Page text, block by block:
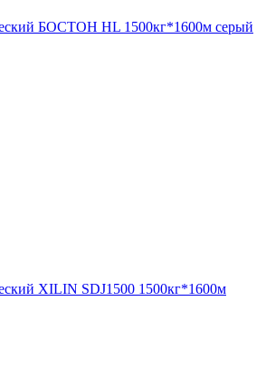
БОСТОН HL 1500кг*1600м серый
XILIN SDJ1500 1500кг*1600м